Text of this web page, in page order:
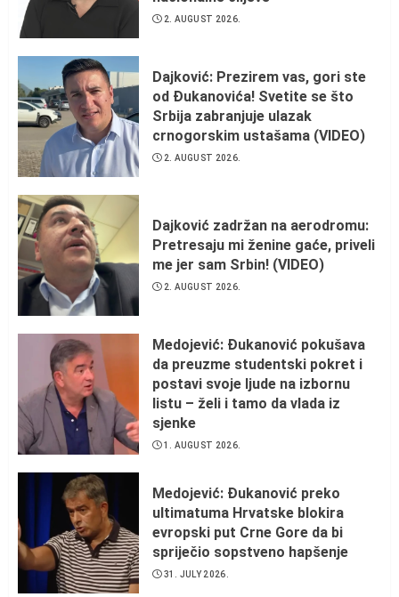
2. AUGUST 2026.
Dajković: Prezirem vas, gori ste
od Đukanovića! Svetite se što
Srbija zabranjuje ulazak
crnogorskim ustašama (VIDEO)
2. AUGUST 2026.
Dajković zadržan na aerodromu:
Pretresaju mi ženine gaće, priveli
me jer sam Srbin! (VIDEO)
2. AUGUST 2026.
Medojević: Đukanović pokušava
da preuzme studentski pokret i
postavi svoje ljude na izbornu
listu – želi i tamo da vlada iz
sjenke
1. AUGUST 2026.
Medojević: Đukanović preko
ultimatuma Hrvatske blokira
evropski put Crne Gore da bi
spriječio sopstveno hapšenje
31. JULY 2026.